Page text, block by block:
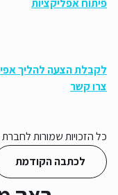
פיתוח אפליקציות
לקבלת הצעה להליך
צרו קשר
כל הזכויות שמורות לחברת
לכתבה הקודמת